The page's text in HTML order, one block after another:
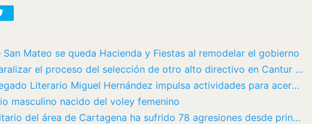
San Mateo se queda Hacienda y Fiestas al remodelar el gobierno
El PSOE pide paralizar el proceso del selección de otro alto directivo en Cantur “a dedo y…
La Fundación Legado Literario Miguel Hernández impulsa actividades para acercar la obra…
masculino nacido del voley femenino
El personal sanitario del área de Cartagena ha sufrido 78 agresiones desde principios de…